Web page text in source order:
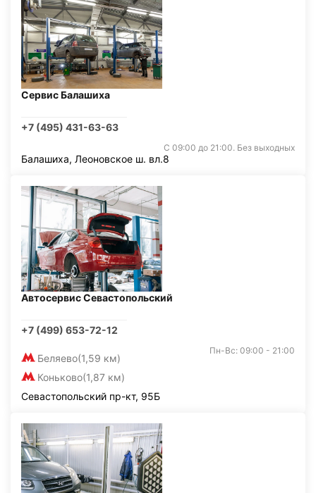
Сервис Балашиха
+7 (495) 431-63-63
С 09:00 до 21:00. Без выходных
Балашиха, Леоновское ш. вл.8
Автосервис Севастопольский
+7 (499) 653-72-12
Беляево(1,59 км)
Коньково(1,87 км)
Пн-Вс: 09:00 - 21:00
Севастопольский пр-кт, 95Б